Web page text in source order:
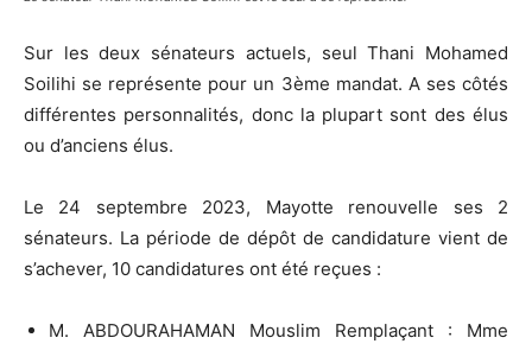
Sur les deux sénateurs actuels, seul Thani Mohamed
Soilihi se représente pour un 3ème mandat. A ses côtés
différentes personnalités, donc la plupart sont des élus
ou d’anciens élus.
Le 24 septembre 2023, Mayotte renouvelle ses 2
sénateurs. La période de dépôt de candidature vient de
s’achever, 10 candidatures ont été reçues :
M. ABDOURAHAMAN Mouslim Remplaçant : Mme